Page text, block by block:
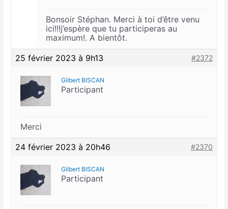
Bonsoir Stéphan. Merci à toi d’être venu
ici!!!j’espère que tu participeras au
maximum!. A bientôt.
25 février 2023 à 9h13
#2372
Gilbert BISCAN
Participant
Merci
24 février 2023 à 20h46
#2370
Gilbert BISCAN
Participant